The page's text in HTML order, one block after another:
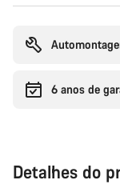
compra
6 anos de
Detalhes do